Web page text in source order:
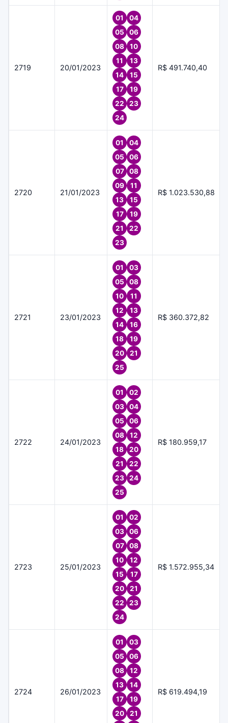
2719 20/01/2023
01
04
05
06
08
10
11
13
14
15
17
19
22
23
24
R$ 491.740,40
2720 21/01/2023
01
04
05
06
07
08
09
11
13
15
17
19
21
22
23
R$ 1.023.530,88
2721 23/01/2023
01
03
05
08
10
11
12
13
14
16
18
19
20
21
25
R$ 360.372,82
2722 24/01/2023
01
02
03
04
05
06
08
12
18
20
21
22
23
24
25
R$ 180.959,17
2723 25/01/2023
01
02
03
06
07
08
10
12
15
17
20
21
22
23
24
R$ 1.572.955,34
2724 26/01/2023
01
03
05
06
08
12
13
14
17
19
20
21
R$ 619.494,19